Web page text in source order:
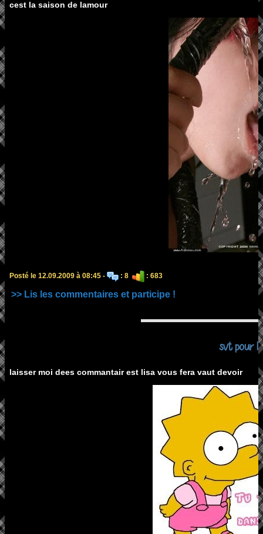
cest la saison de lamour
Posté le 12.09.2009 à 08:45 - : 8 : 683
>> Lis les commentaires et participe !
svt pour
laisser moi dees commantair est lisa vous fera vaut devoir